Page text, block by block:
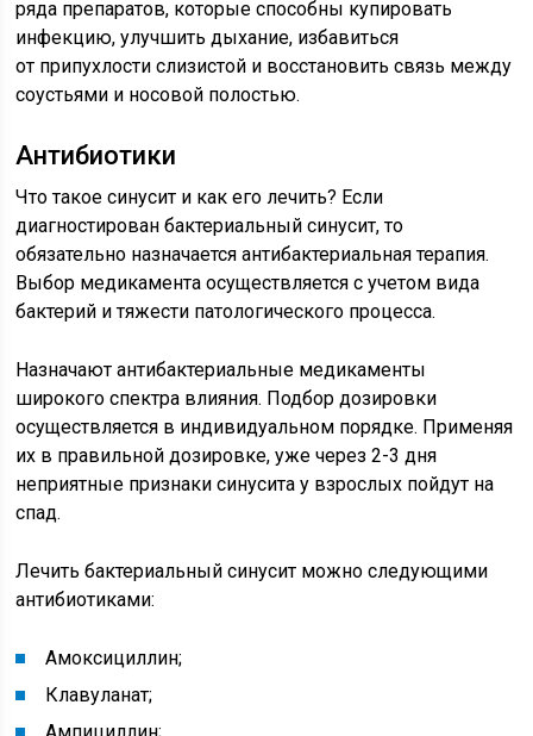
ряда препаратов, которые способны купировать
инфекцию, улучшить дыхание, избавиться
от припухлости слизистой и восстановить связь между
соустьями и носовой полостью.
Антибиотики
Что такое синусит и как его лечить? Если
диагностирован бактериальный синусит, то
обязательно назначается антибактериальная терапия.
Выбор медикамента осуществляется с учетом вида
бактерий и тяжести патологического процесса.
Назначают антибактериальные медикаменты
широкого спектра влияния. Подбор дозировки
осуществляется в индивидуальном порядке. Применяя
их в правильной дозировке, уже через 2-3 дня
неприятные признаки синусита у взрослых пойдут на
спад.
Лечить бактериальный синусит можно следующими
антибиотиками:
Амоксициллин;
Клавуланат;